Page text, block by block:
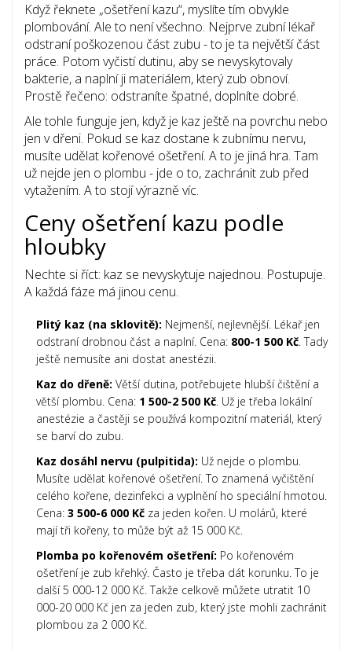
Když řeknete „ošetření kazu“, myslíte tím obvykle
plombování. Ale to není všechno. Nejprve zubní lékař
odstraní poškozenou část zubu - to je ta největší část
práce. Potom vyčistí dutinu, aby se nevyskytovaly
bakterie, a naplní ji materiálem, který zub obnoví.
Prostě řečeno: odstraníte špatné, doplníte dobré.
Ale tohle funguje jen, když je kaz ještě na povrchu nebo
jen v dřeni. Pokud se kaz dostane k zubnímu nervu,
musíte udělat kořenové ošetření. A to je jiná hra. Tam
už nejde jen o plombu - jde o to, zachránit zub před
vytažením. A to stojí výrazně víc.
Ceny ošetření kazu podle
hloubky
Nechte si říct: kaz se nevyskytuje najednou. Postupuje.
A každá fáze má jinou cenu.
Plitý kaz (na sklovitě): Nejmenší, nejlevnější. Lékař jen
odstraní drobnou část a naplní. Cena: 800-1 500 Kč. Tady
ještě nemusíte ani dostat anestézii.
Kaz do dřeně: Větší dutina, potřebujete hlubší čištění a
větší plombu. Cena: 1 500-2 500 Kč. Už je třeba lokální
anestézie a častěji se používá kompozitní materiál, který
se barví do zubu.
Kaz dosáhl nervu (pulpitida): Už nejde o plombu.
Musíte udělat kořenové ošetření. To znamená vyčištění
celého kořene, dezinfekci a vyplnění ho speciální hmotou.
Cena: 3 500-6 000 Kč za jeden kořen. U molárů, které
mají tři kořeny, to může být až 15 000 Kč.
Plomba po kořenovém ošetření: Po kořenovém
ošetření je zub křehký. Často je třeba dát korunku. To je
další 5 000-12 000 Kč. Takže celkově můžete utratit 10
000-20 000 Kč jen za jeden zub, který jste mohli zachránit
plombou za 2 000 Kč.